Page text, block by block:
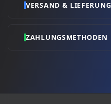
VERSAND & LIEFERUNG
ZAHLUNGSMETHODEN